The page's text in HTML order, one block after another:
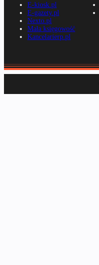
E-kiosk.pl
E-gazety.pl
Nexto.pl
Mała księgowość
Kancelarierp.pl